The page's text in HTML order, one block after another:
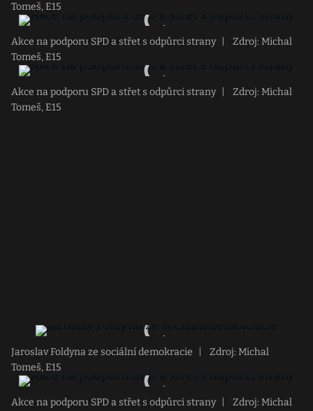
Tomeš, E15
Akce na podporu SPD a střet s odpůrci strany
Zdroj: Michal
Tomeš, E15
Akce na podporu SPD a střet s odpůrci strany
Zdroj: Michal
Tomeš, E15
Jaroslav Foldyna ze sociální demokracie
Zdroj: Michal
Tomeš, E15
Akce na podporu SPD a střet s odpůrci strany
Zdroj: Michal